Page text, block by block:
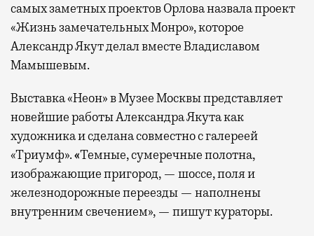
самых заметных проектов Орлова назвала проект
«Жизнь замечательных Монро», которое
Александр Якут делал вместе Владиславом
Мамышевым.
Выставка «Неон» в Музее Москвы представляет
новейшие работы Александра Якута как
художника и сделана совместно с галереей
«Триумф».«Темные, сумеречные полотна,
изображающие пригород, — шоссе, поля и
железнодорожные переезды — наполнены
внутренним свечением», — пишут кураторы.